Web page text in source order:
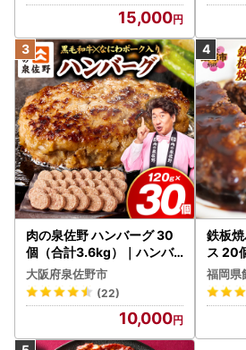
15,000
肉の泉佐野 ハンバーグ 30
個（合計3.6kg）｜ハンバ
ーグ 訳あり 黒毛和牛×なに
わポーク
大阪府泉佐野市
(22)
10,000
鉄板
ス 20
福岡県